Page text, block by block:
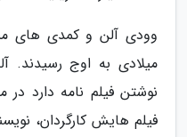
میلادی به اوج
نوشتن فیلم نامه دارد در
فیلم هایش کارگردان،